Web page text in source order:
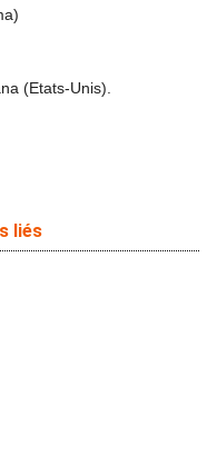
(Etats-Unis).
liés